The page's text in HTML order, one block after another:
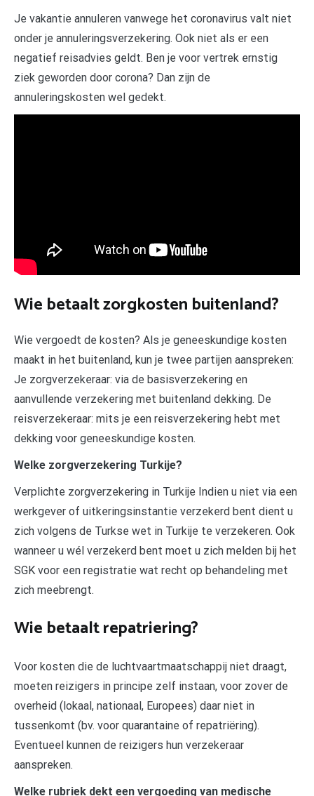
Je vakantie annuleren vanwege het coronavirus valt niet
onder je annuleringsverzekering. Ook niet als er een
negatief reisadvies geldt. Ben je voor vertrek ernstig
ziek geworden door corona? Dan zijn de
annuleringskosten wel gedekt.
Wie betaalt zorgkosten buitenland?
Wie vergoedt de kosten? Als je geneeskundige kosten
maakt in het buitenland, kun je twee partijen aanspreken:
Je zorgverzekeraar: via de basisverzekering en
aanvullende verzekering met buitenland dekking. De
reisverzekeraar: mits je een reisverzekering hebt met
dekking voor geneeskundige kosten.
Welke zorgverzekering Turkije?
Verplichte zorgverzekering in Turkije Indien u niet via een
werkgever of uitkeringsinstantie verzekerd bent dient u
zich volgens de Turkse wet in Turkije te verzekeren. Ook
wanneer u wél verzekerd bent moet u zich melden bij het
SGK voor een registratie wat recht op behandeling met
zich meebrengt.
Wie betaalt repatriering?
Voor kosten die de luchtvaartmaatschappij niet draagt,
moeten reizigers in principe zelf instaan, voor zover de
overheid (lokaal, nationaal, Europees) daar niet in
tussenkomt (bv. voor quarantaine of repatriëring).
Eventueel kunnen de reizigers hun verzekeraar
aanspreken.
Welke rubriek dekt een vergoeding van medische